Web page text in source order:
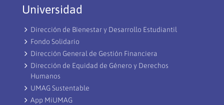
Universidad
Dirección de Bienestar y Desarrollo Estudiantil
Fondo Solidario
Dirección General de Gestión Financiera
Dirección de Equidad de Género y Derechos
Humanos
UMAG Sustentable
App MiUMAG